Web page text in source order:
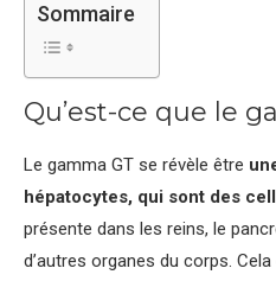
Sommaire
Qu’est-ce que le
Le gamma GT se révèle être
hépatocytes, qui sont des
présente dans les reins, le
d’autres organes du corps.